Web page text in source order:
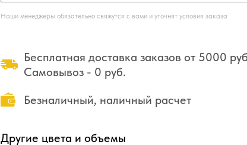
Наши менеджеры обязательно свяжутся с вами и уточнят условия заказа
Бесплатная доставка заказов от 5000
Самовывоз - 0 руб.
Безналичный, наличный расчет
Другие цвета и объемы